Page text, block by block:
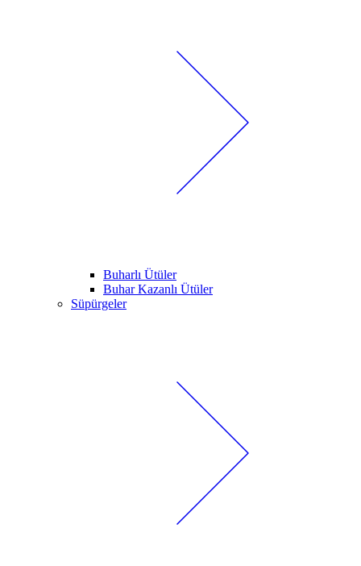
Buharlı Ütüler
Buhar Kazanlı Ütüler
Süpürgeler